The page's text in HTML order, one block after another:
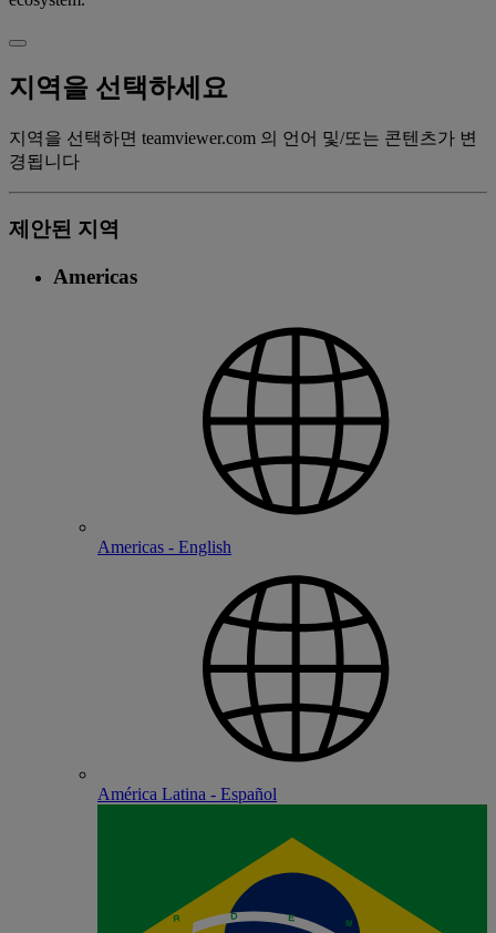
지역을 선택하세요
지역을 선택하면 teamviewer.com 의 언어 및/또는 콘텐츠가 변
경됩니다
제안된 지역
Americas
Americas - English
América Latina - Español